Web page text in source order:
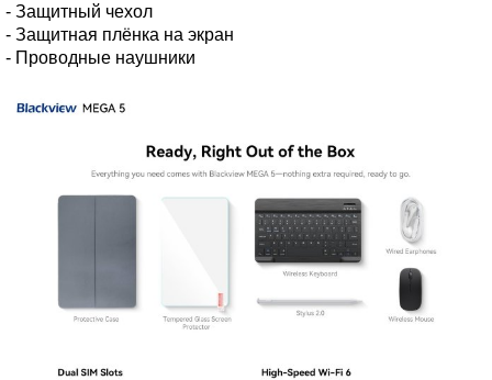
- Защитный чехол
- Защитная плёнка на экран
- Проводные наушники